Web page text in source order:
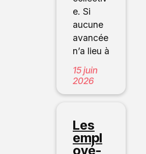
e. Si
aucune
avancée
n’a lieu à
15 juin
2026
Les
empl
oyé-